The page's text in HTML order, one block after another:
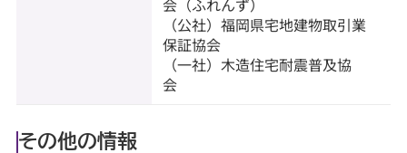
会（ふれんず）
（公社）福岡県宅地建物取引業
保証協会
（一社）木造住宅耐震普及協
会
その他の情報